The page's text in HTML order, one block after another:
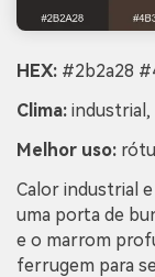
HEX: #2b2a28
Clima: industrial,
Melhor uso:
Calor industrial
uma porta de
e o marrom
ferrugem para